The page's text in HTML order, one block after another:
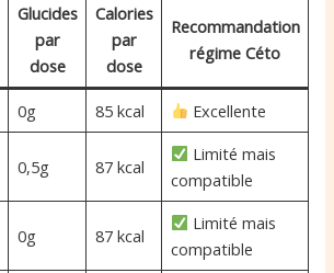
Glucides
par
dose
Calories
par
dose
Recommandation
régime Céto
0g 85 kcal Excellente
0,5g 87 kcal
Limité mais
compatible
0g 87 kcal
Limité mais
compatible